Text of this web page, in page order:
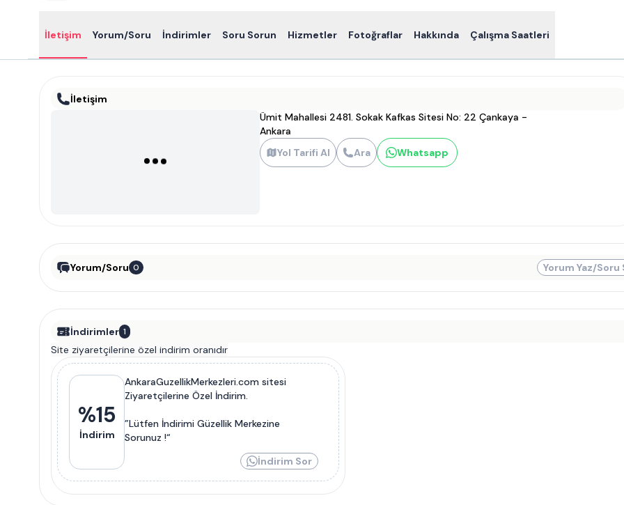
İletişim Yorum/Soru İndirimler Soru Sorun Hizmetler Fotoğraflar Hakkında Çalışma Saatleri
İletişim
Ümit Mahallesi 2481. Sokak Kafkas Sitesi No: 22 Çankaya -
Ankara
Yol Tarifi Al
Ara Whatsapp
Yorum/Soru 0 Yorum Yaz/Soru
İndirimler 1
Site ziyaretçilerine özel indirim oranıdır
%15
İndirim
AnkaraGuzellikMerkezleri.com sitesi
Ziyaretçilerine Özel İndirim.
”Lütfen İndirimi Güzellik Merkezine
Sorunuz !“
İndirim Sor